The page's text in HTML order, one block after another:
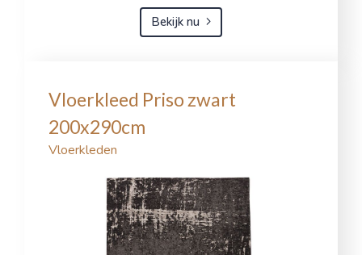
Bekijk nu
Vloerkleed Priso zwart
200x290cm
Vloerkleden